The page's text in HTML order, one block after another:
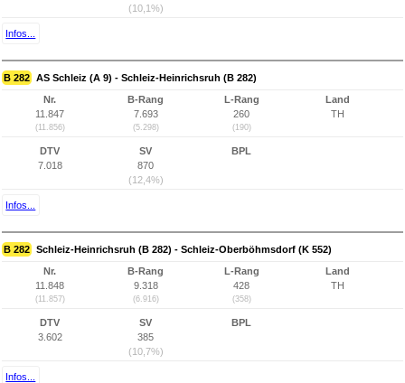
(10,1%)
Infos...
B 282 AS Schleiz (A 9) - Schleiz-Heinrichsruh (B 282)
Nr.
11.847
(11.856)
B-Rang
7.693
(5.298)
L-Rang
260
(190)
Land
TH
DTV
7.018
SV
870
(12,4%)
BPL
Infos...
B 282 Schleiz-Heinrichsruh (B 282) - Schleiz-Oberböhmsdorf (K 552)
Nr.
11.848
(11.857)
B-Rang
9.318
(6.916)
L-Rang
428
(358)
Land
TH
DTV
3.602
SV
385
(10,7%)
BPL
Infos...